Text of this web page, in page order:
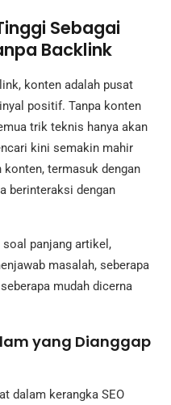
Sebagai
Backlink
konten adalah pusat
positif. Tanpa konten
trik teknis hanya akan
kini semakin mahir
termasuk dengan
berinteraksi dengan
panjang artikel,
masalah, seberapa
mudah dicerna
yang Dianggap
dalam kerangka SEO